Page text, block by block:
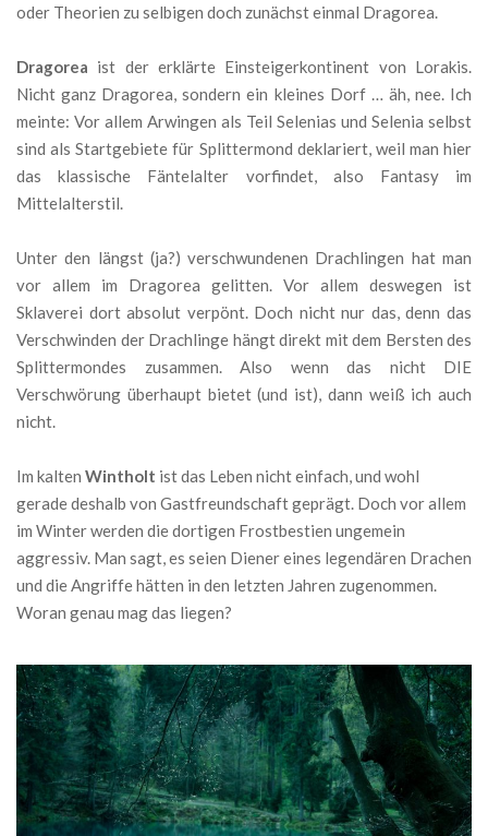
oder Theorien zu selbigen doch zunächst einmal Dragorea.
Dragorea ist der erklärte Einsteigerkontinent von Lorakis.
Nicht ganz Dragorea, sondern ein kleines Dorf … äh, nee. Ich
meinte: Vor allem Arwingen als Teil Selenias und Selenia selbst
sind als Startgebiete für Splittermond deklariert, weil man hier
das klassische Fäntelalter vorfindet, also Fantasy im
Mittelalterstil.
Unter den längst (ja?) verschwundenen Drachlingen hat man
vor allem im Dragorea gelitten. Vor allem deswegen ist
Sklaverei dort absolut verpönt. Doch nicht nur das, denn das
Verschwinden der Drachlinge hängt direkt mit dem Bersten des
Splittermondes zusammen. Also wenn das nicht DIE
Verschwörung überhaupt bietet (und ist), dann weiß ich auch
nicht.
Im kalten Wintholt ist das Leben nicht einfach, und wohl
gerade deshalb von Gastfreundschaft geprägt. Doch vor allem
im Winter werden die dortigen Frostbestien ungemein
aggressiv. Man sagt, es seien Diener eines legendären Drachen
und die Angriffe hätten in den letzten Jahren zugenommen.
Woran genau mag das liegen?